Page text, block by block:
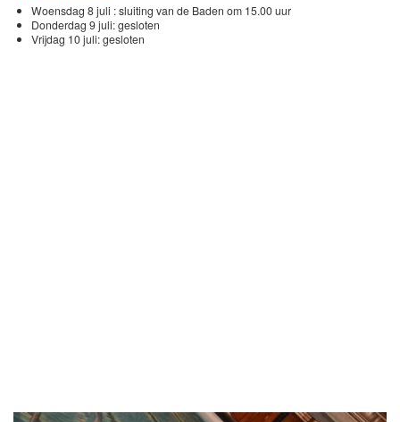
Woensdag 8 juli : sluiting van de Baden om 15.00 uur
Donderdag 9 juli: gesloten
Vrijdag 10 juli: gesloten